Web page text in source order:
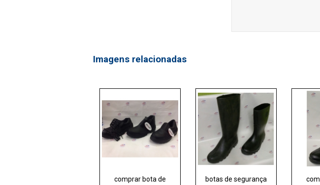
Imagens relacionadas
comprar bota de
botas de segurança